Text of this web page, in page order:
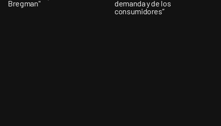
Bregman"
demanda y de los
consumidores”